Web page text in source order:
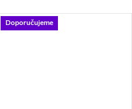
Doporučujeme